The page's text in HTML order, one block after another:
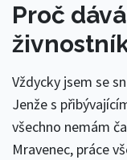
Proč
Vždycky jsem se
Jenže s
všechno nemám
Mravenec, práce